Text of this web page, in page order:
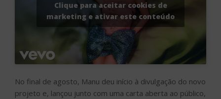
Clique para aceitar cookies de
marketing e ativar este conteúdo
No final de agosto, Manu deu início à divulgação do novo
projeto e, lançou junto com uma carta aberta ao público,